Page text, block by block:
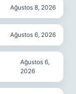
Ağustos 8, 2026
Ağustos 6, 2026
Ağustos 6,
2026